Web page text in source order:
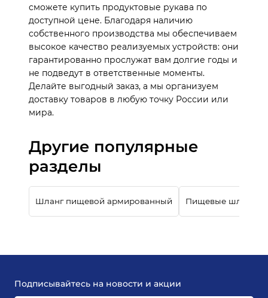
сможете купить продуктовые рукава по
доступной цене. Благодаря наличию
собственного производства мы обеспечиваем
высокое качество реализуемых устройств: они
гарантированно прослужат вам долгие годы и
не подведут в ответственные моменты.
Делайте выгодный заказ, а мы организуем
доставку товаров в любую точку России или
мира.
Другие популярные
разделы
Шланг пищевой армированный Пищевые шланги
Подписывайтесь на новости и акции